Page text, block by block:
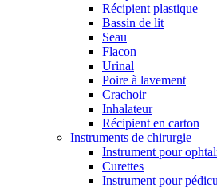
Récipient plastique
Bassin de lit
Seau
Flacon
Urinal
Poire à lavement
Crachoir
Inhalateur
Récipient en carton
Instruments de chirurgie
Instrument pour
Curettes
Instrument pour